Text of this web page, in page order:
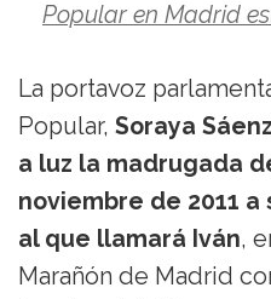
Popular en Madrid
La portavoz
Popular, Soraya
a luz la madrugada
noviembre de 2011 a
al que llamará Iván,
Marañón de Madrid